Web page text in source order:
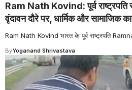
Ram Nath Kovind: पूर्व राष्ट्रपति
वृंदावन दौरे पर, धार्मिक और सामाजिक
Ram Nath Kovind भारत के पूर्व राष्ट्रपति
ByYoganand Shrivastava